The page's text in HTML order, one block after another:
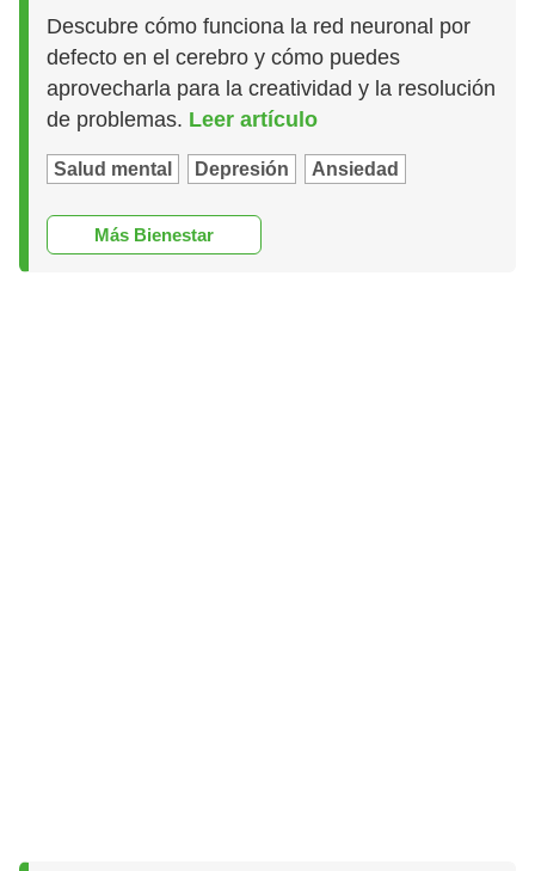
Descubre cómo funciona la red neuronal por
defecto en el cerebro y cómo puedes
aprovecharla para la creatividad y la resolución
de problemas. Leer artículo
Salud mental Depresión Ansiedad
Más Bienestar